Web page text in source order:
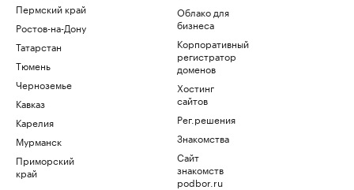
Пермский край
Ростов-на-Дону
Татарстан
Тюмень
Черноземье
Кавказ
Карелия
Мурманск
Приморский
край
Облако для
бизнеса
Корпоративный
регистратор
доменов
Хостинг
сайтов
Рег.решения
Знакомства
Сайт
знакомств
podbor.ru